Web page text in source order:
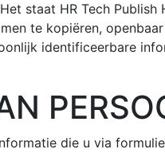
staat HR Tech
te kopiëren,
identificeerbare
die u via